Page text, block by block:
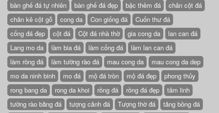
bàn ghế đá tự nhiên
bàn ghế đá đẹp bậc thềm đá
chân cột đá
chân kê cột gỗ
cong da Con giống đá
Cuốn thư đá
cổng đá đẹp
cột đá Cột đá nhà thờ gia cong da
lan can đá
Lang mo da
làm bia đá làm cổng đá
làm lan can đá
làm rồng đá
làm tường rào đá mau cong da
mau cong da dep
mo da ninh binh
mo đá mộ đá tròn mộ đá đẹp
phong thủy
rong bang da
rong da khoi rồng đá rồng đá đẹp
tâm linh
tường rào bằng đá
tượng cảnh đá Tượng thờ đá
tảng bồng đá